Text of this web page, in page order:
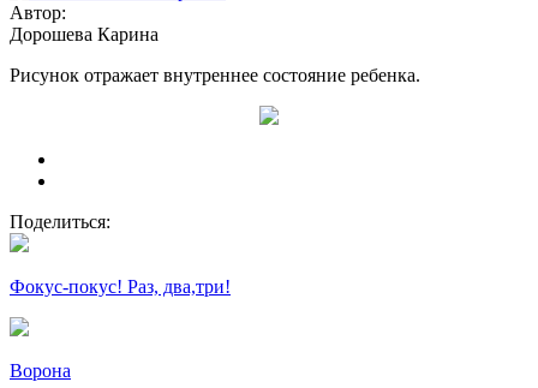
Автор:
Дорошева Карина
Рисунок отражает внутреннее состояние ребенка.
Поделиться:
Фокус-покус! Раз, два,три!
Ворона